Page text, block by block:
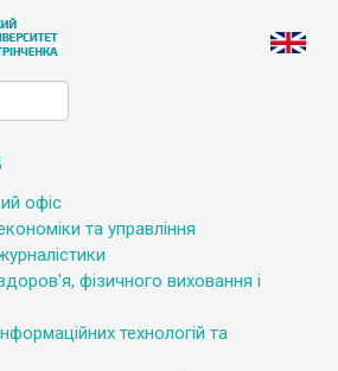
офіс
та управління
фізичного виховання і
технологій та